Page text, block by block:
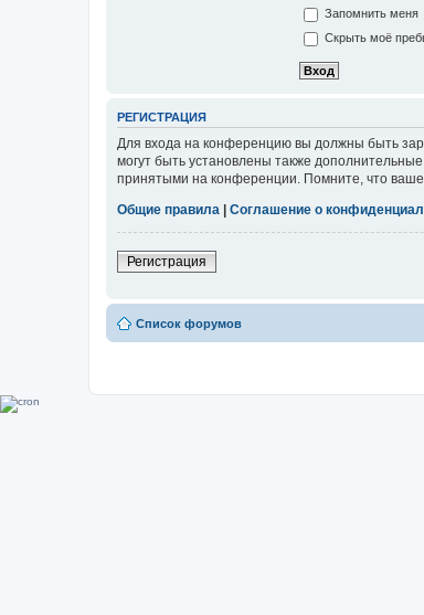
Запомнить меня
Скрыть моё
РЕГИСТРАЦИЯ
Для входа на конференцию вы должны быть
могут быть установлены также
принятыми на конференции. Помните, что ваше
Общие правила | Соглашение о
Регистрация
Список форумов